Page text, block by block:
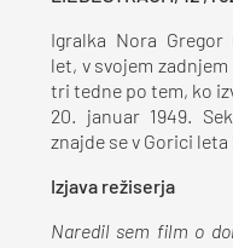
Igralka Nora
let, v svojem
tri tedne po tem, ko
20. januar 1949.
znajde se v Gorici leta
Izjava režiserja
Naredil sem film o